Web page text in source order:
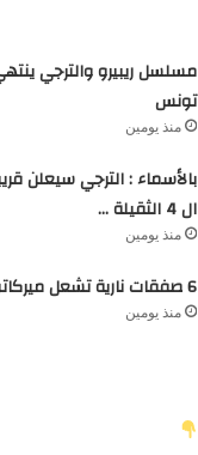
مسلسل ريبيرو والترجي
تونس
منذ يومين
بالأسماء : الترجي سيعلن
ال 4 الثقيلة …
منذ يومين
6 صفقات نارية تشعل ميركاتو الإفريقي من هم ؟
منذ يومين